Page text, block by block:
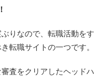
りなので、転職活動をす
転職サイトの一つです。
査をクリアしたヘッドハ